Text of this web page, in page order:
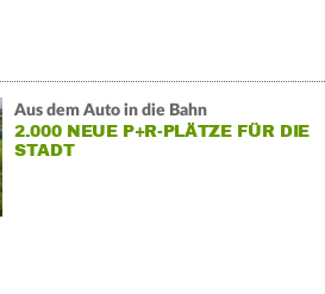
Aus dem Auto in die Bahn
2.000 NEUE P+R-PLÄTZE FÜR DIE
STADT